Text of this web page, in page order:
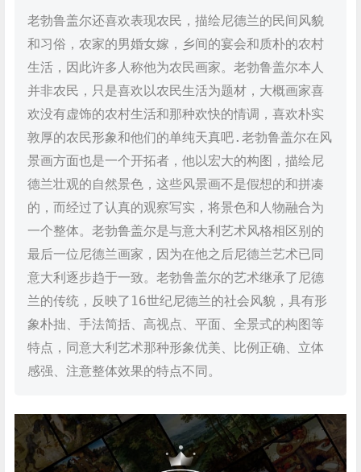
老勃鲁盖尔还喜欢表现农民，描绘尼德兰的民间风貌
和习俗，农家的男婚女嫁，乡间的宴会和质朴的农村
生活，因此许多人称他为农民画家。老勃鲁盖尔本人
并非农民，只是喜欢以农民生活为题材，大概画家喜
欢没有虚饰的农村生活和那种欢快的情调，喜欢朴实
敦厚的农民形象和他们的单纯天真吧.老勃鲁盖尔在风
景画方面也是一个开拓者，他以宏大的构图，描绘尼
德兰壮观的自然景色，这些风景画不是假想的和拼凑
的，而经过了认真的观察写实，将景色和人物融合为
一个整体。老勃鲁盖尔是与意大利艺术风格相区别的
最后一位尼德兰画家，因为在他之后尼德兰艺术已同
意大利逐步趋于一致。老勃鲁盖尔的艺术继承了尼德
兰的传统，反映了16世纪尼德兰的社会风貌，具有形
象朴拙、手法简括、高视点、平面、全景式的构图等
特点，同意大利艺术那种形象优美、比例正确、立体
感强、注意整体效果的特点不同。